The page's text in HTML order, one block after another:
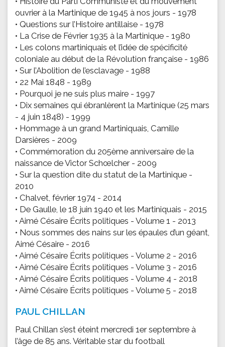
ouvrier à la Martinique de 1945 à nos jours - 1978
• Questions sur l’Histoire antillaise - 1978
• La Crise de Février 1935 à la Martinique - 1980
• Les colons martiniquais et l’idée de spécificité
coloniale au début de la Révolution française - 1986
• Sur l’Abolition de l’esclavage - 1988
• 22 Mai 1848 - 1989
• Pourquoi je ne suis plus maire - 1997
• Dix semaines qui ébranlèrent la Martinique (25 mars
- 4 juin 1848) - 1999
• Hommage à un grand Martiniquais, Camille
Darsières - 2009
• Commémoration du 205ème anniversaire de la
naissance de Victor Schœlcher - 2009
• Sur la question dite du statut de la Martinique -
2010
• Chalvet, février 1974 - 2014
• De Gaulle, le 18 juin 1940 et les Martiniquais - 2015
• Aimé Césaire Écrits politiques - Volume 1 - 2013
• Nous sommes des nains sur les épaules d’un géant,
Aimé Césaire - 2016
• Aimé Césaire Écrits politiques - Volume 2 - 2016
• Aimé Césaire Écrits politiques - Volume 3 - 2016
• Aimé Césaire Écrits politiques - Volume 4 - 2018
• Aimé Césaire Écrits politiques - Volume 5 - 2018
PAUL CHILLAN
Paul Chillan s’est éteint mercredi 1er septembre à
l’âge de 85 ans. Véritable star du football